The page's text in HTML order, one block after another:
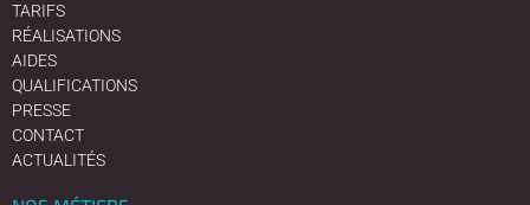
TARIFS
RÉALISATIONS
AIDES
QUALIFICATIONS
PRESSE
CONTACT
ACTUALITÉS